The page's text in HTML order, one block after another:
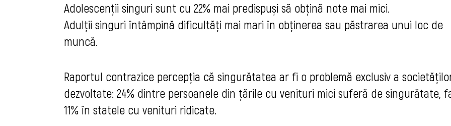
Adolescenții singuri sunt cu 22% mai predispuși să obțină note mai mici.
Adulții singuri întâmpină dificultăți mai mari în obținerea sau păstrarea unui loc de
muncă.
Raportul contrazice percepția că singurătatea ar fi o problemă exclusiv a
dezvoltate: 24% dintre persoanele din țările cu venituri mici suferă de singurătate,
11% în statele cu venituri ridicate.